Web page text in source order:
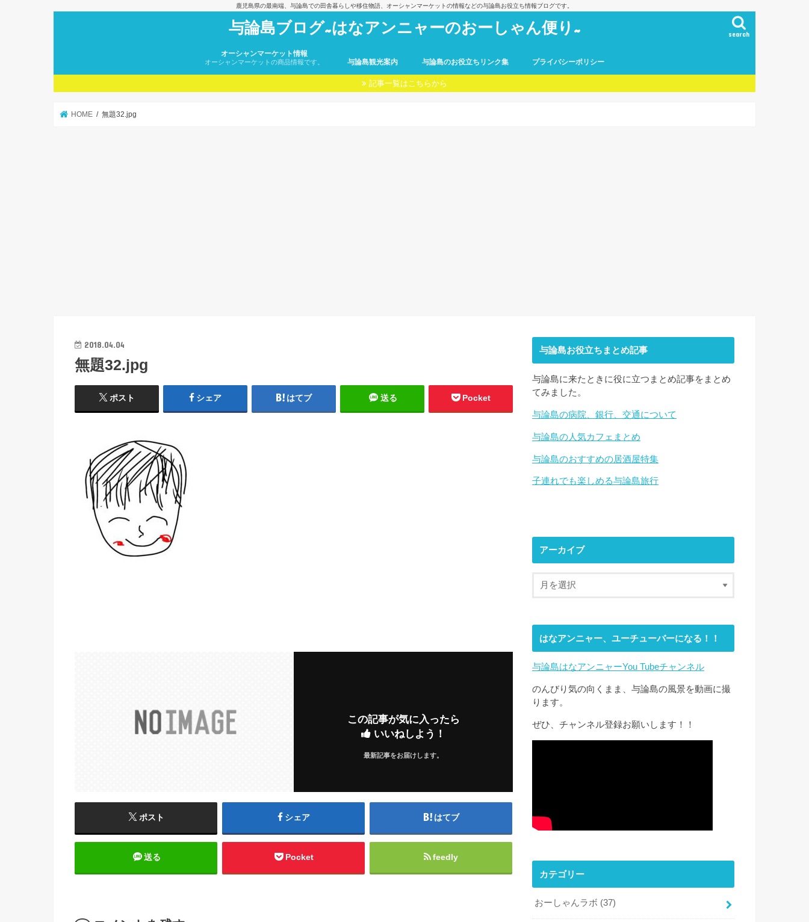
鹿児島県の最南端、与論島での田舎暮らしや移住物語、オーシャンマーケットの情報などの与論島お役立ち情報ブログです。
与論島ブログ~はなアンニャーのおーしゃん便り~ search
オーシャンマーケット情報
オーシャンマーケットの商品情報です。 与論島観光案内 与論島のお役立ちリンク集 プライバシーポリシー
記事一覧はこちらから
HOME 無題32.jpg
2018.04.04
無題32.jpg
ポスト シェア はてブ 送る Pocket
この記事が気に入ったら
いいねしよう！
最新記事をお届けします。
ポスト シェア はてブ
送る Pocket feedly
与論島お役立ちまとめ記事
与論島に来たときに役に立つまとめ記事をまとめ
てみました。
与論島の病院、銀行、交通について
与論島の人気カフェまとめ
与論島のおすすめの居酒屋特集
子連れでも楽しめる与論島旅行
アーカイブ
はなアンニャー、ユーチューバーになる！！
与論島はなアンニャーYou Tubeチャンネル
のんびり気の向くまま、与論島の風景を動画に撮
ります。
ぜひ、チャンネル登録お願いします！！
カテゴリー
おーしゃんラボ (37)